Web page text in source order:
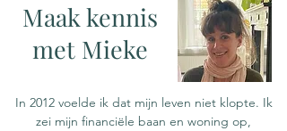
Maak kennis
met Mieke
In 2012 voelde ik dat mijn leven niet klopte. Ik
zei mijn financiële baan en woning op,